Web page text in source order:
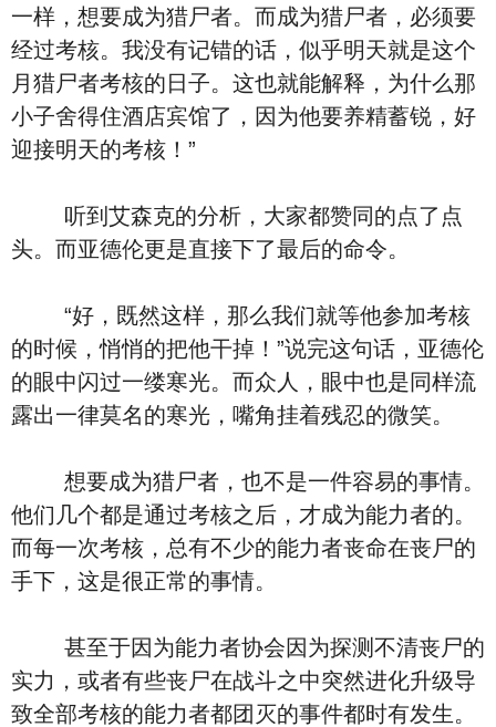
一样，想要成为猎尸者。而成为猎尸者，必须要
经过考核。我没有记错的话，似乎明天就是这个
月猎尸者考核的日子。这也就能解释，为什么那
小子舍得住酒店宾馆了，因为他要养精蓄锐，好
迎接明天的考核！”
听到艾森克的分析，大家都赞同的点了点
头。而亚德伦更是直接下了最后的命令。
“好，既然这样，那么我们就等他参加考核
的时候，悄悄的把他干掉！”说完这句话，亚德伦
的眼中闪过一缕寒光。而众人，眼中也是同样流
露出一律莫名的寒光，嘴角挂着残忍的微笑。
想要成为猎尸者，也不是一件容易的事情。
他们几个都是通过考核之后，才成为能力者的。
而每一次考核，总有不少的能力者丧命在丧尸的
手下，这是很正常的事情。
甚至于因为能力者协会因为探测不清丧尸的
实力，或者有些丧尸在战斗之中突然进化升级导
致全部考核的能力者都团灭的事件都时有发生。